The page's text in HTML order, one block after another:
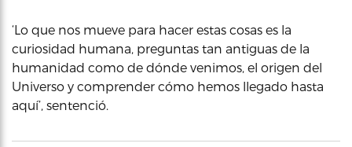
‘Lo que nos mueve para hacer estas cosas es la
curiosidad humana, preguntas tan antiguas de la
humanidad como de dónde venimos, el origen del
Universo y comprender cómo hemos llegado hasta
aquí’, sentenció.